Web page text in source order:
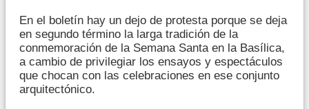
En el boletín hay un dejo de protesta porque se deja
en segundo término la larga tradición de la
conmemoración de la Semana Santa en la Basílica,
a cambio de privilegiar los ensayos y espectáculos
que chocan con las celebraciones en ese conjunto
arquitectónico.